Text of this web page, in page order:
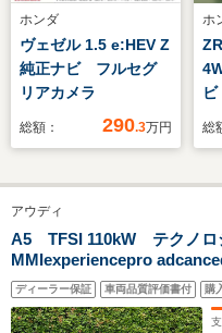
ホンダ
ヴェゼル 1.5 e:HEV Z
純正ナビ フルセグ
リアカメラ
総額： 290.3万円
ホ
総
アウディ
A5 TFSI 110kW テクノロ
MMIexperiencepro
パッケージ 認定中古車
ディーラー保証 車両品質評価書付 購